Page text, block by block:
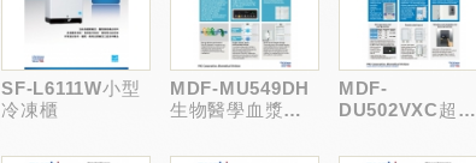
SF-L6111W小型
冷凍櫃
MDF-MU549DH
生物醫學血漿用
MDF-
DU502VXC超低